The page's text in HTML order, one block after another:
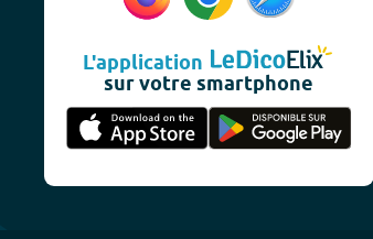
L'application
sur votre smartphone